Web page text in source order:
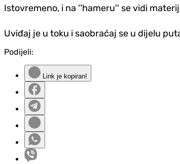
Istovremeno, i na ''hameru'' se vidi
Uviđaj je u toku i saobraćaj se u dijelu
Podijeli:
Link je kopiran!